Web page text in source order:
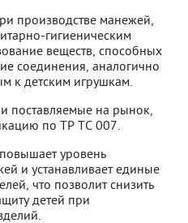
производстве манежей,
гигиеническим
веществ, способных
соединения, аналогично
к детским игрушкам.
поставляемые на рынок,
по ТР ТС 007.
уровень
и устанавливает единые
что позволит снизить
детей при